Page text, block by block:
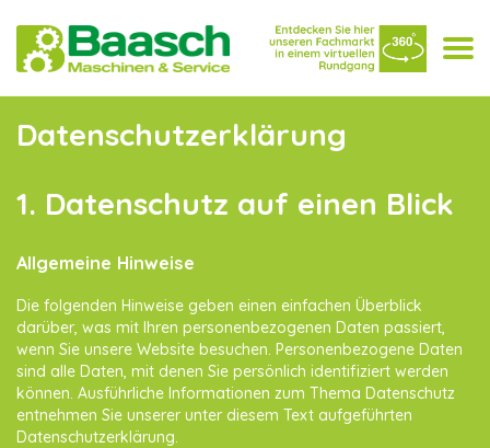
content
Datenschutzerklärung
1. Datenschutz auf einen Blick
Allgemeine Hinweise
Die folgenden Hinweise geben einen einfachen Überblick
darüber, was mit Ihren personenbezogenen Daten passiert,
wenn Sie unsere Website besuchen. Personenbezogene Daten
sind alle Daten, mit denen Sie persönlich identifiziert werden
können. Ausführliche Informationen zum Thema Datenschutz
entnehmen Sie unserer unter diesem Text aufgeführten
Datenschutzerklärung.